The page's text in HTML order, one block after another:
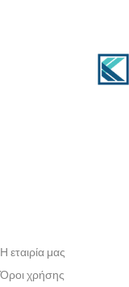
Η εταιρία μας
Όροι χρήσης